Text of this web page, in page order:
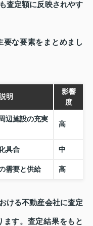
査定額に反映されやす
要な要素をまとめまし
明
影響
度
辺施設の充実
高
具合 中
需要と供給 高
ける不動産会社に査定
ます。査定結果をもと